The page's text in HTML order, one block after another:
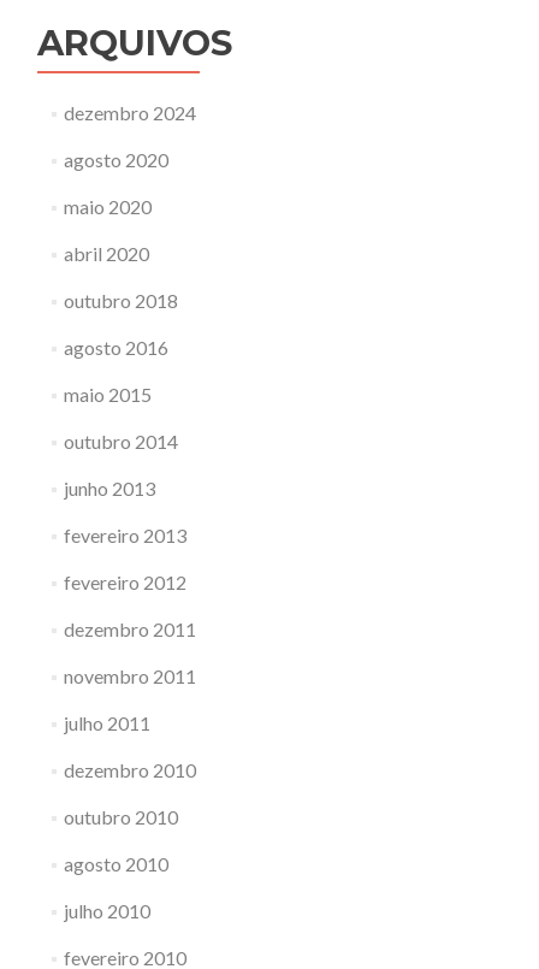
ARQUIVOS
dezembro 2024
agosto 2020
maio 2020
abril 2020
outubro 2018
agosto 2016
maio 2015
outubro 2014
junho 2013
fevereiro 2013
fevereiro 2012
dezembro 2011
novembro 2011
julho 2011
dezembro 2010
outubro 2010
agosto 2010
julho 2010
fevereiro 2010